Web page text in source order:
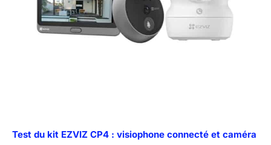
Test du kit EZVIZ CP4 : visiophone connecté et caméra